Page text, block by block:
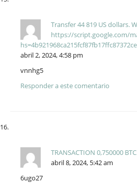
Transfer 44 819 US dollars.
https://script.google.com/
abril 2, 2024, 4:58 pm
vnnhg5
Responder a este comentario
TRАNSАСТIОN 0,750000
abril 8, 2024, 5:42 am
6ugo27